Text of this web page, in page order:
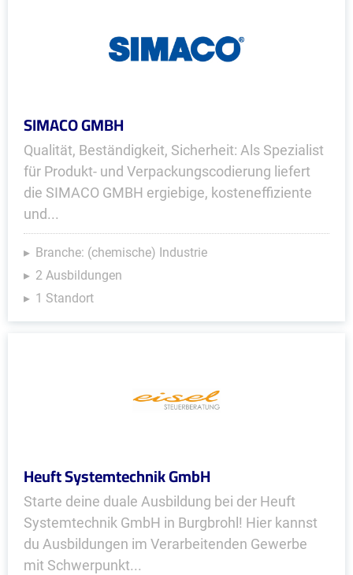
SIMACO GMBH
Qualität, Beständigkeit, Sicherheit: Als Spezialist
für Produkt- und Verpackungscodierung liefert
die SIMACO GMBH ergiebige, kosteneffiziente
und...
Branche: (chemische) Industrie
2 Ausbildungen
1 Standort
Heuft Systemtechnik GmbH
Starte deine duale Ausbildung bei der Heuft
Systemtechnik GmbH in Burgbrohl! Hier kannst
du Ausbildungen im Verarbeitenden Gewerbe
mit Schwerpunkt...